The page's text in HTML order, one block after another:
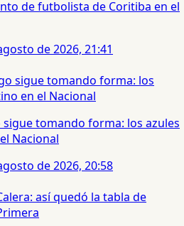
de futbolista de Coritiba en el
de 2026, 21:41
sigue tomando forma: los azules
Nacional
de 2026, 20:58